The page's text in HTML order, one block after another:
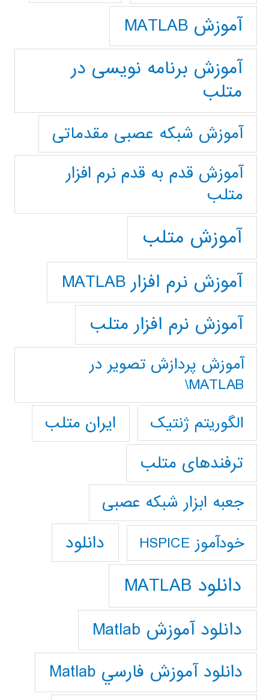
آموزش MATLAB
آموزش برنامه نویسی در
متلب
آموزش شبکه عصبی مقدماتی
آموزش قدم به قدم نرم افزار
متلب
آموزش متلب
آموزش نرم افزار MATLAB
آموزش نرم افزار متلب
آموزش پردازش تصوير در
MATLAB\
الگوریتم ژنتیک
ایران متلب
ترفندهای متلب
جعبه ابزار شبکه عصبی
خودآموز HSPICE دانلود
دانلود MATLAB
دانلود آموزش Matlab
دانلود آموزش فارسي Matlab